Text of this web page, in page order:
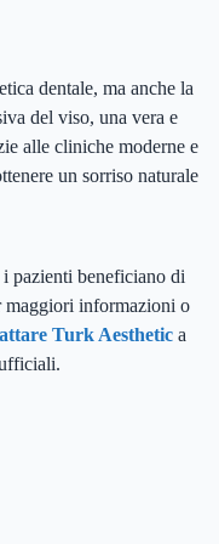
dentale, ma anche la
del viso, una vera e
alle cliniche moderne e
un sorriso naturale
pazienti beneficiano di
maggiori informazioni o
Turk Aesthetic a